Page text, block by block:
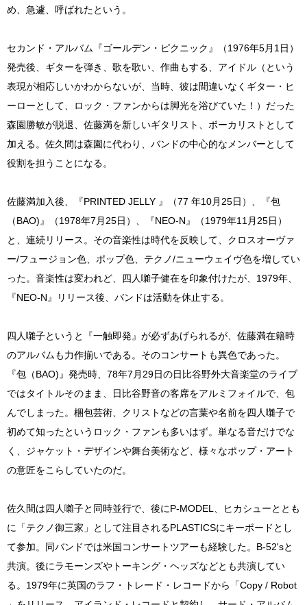
め、急遽、呼ばれたという。
セカンド・アルバム『ゴールデン・ピクニック』（1976年5月1日）
発売後、ギターを弾き、歌を歌い、作曲もする、アイドル（という
表現が相応しいかわからないが、当時、彼は間違いなくギター・ヒ
ーローとして、ロック・ファンからは脚光を浴びていた！）だった
森園勝敏が脱退、佐藤満を新しいギタリスト、ボーカリストとして
加える。佐久間は森園に代わり、バンドの中心的なメンバーとして
役割を担うことになる。
佐藤満加入後、『PRINTED JELLY 』（77 年10月25日）、『包
（BAO)』（1978年7月25日）、『NEO-N』（1979年11月25日）
と、連続リリース。その音楽性は時代を反映して、クロスオーヴァ
ー/フュージョン色、ポップ色、テクノ/ニューウェイヴ色を増してい
った。音楽性は変われど、四人囃子健在を印象付けたが、1979年、
『NEO-N』リリース後、バンドは活動を休止する。
四人囃子というと『一触即発』が必ずあげられるが、佐藤満在籍時
のアルバムも力作揃いである。そのコンサートも異色であった。
『包（BAO)』発売時、78年7月29日の日比谷野外大音楽堂のライブ
ではタイトルそのまま、日比谷野音の客席をアルミフォイルで、包
んでしまった。梱包芸術、クリストなどの言葉や名前を四人囃子で
初めて知ったというロック・ファンも多いはず。単なる音だけでな
く、ジャケット・デザインや舞台美術など、様々なポップ・アート
の意匠をこらしていたのだ。
佐久間は四人囃子と同時並行で、後にP-MODEL、ヒカシューととも
に「テクノ御三家」として注目されるPLASTICSにキーボードとし
て参加。同バンドでは米国コンサートツアーも経験した。B-52'sと
共演。後にラモーンズやトーキング・ヘッズなどとも共演してい
る。1979年に英国のラフ・トレード・レコードから「Copy / Robot